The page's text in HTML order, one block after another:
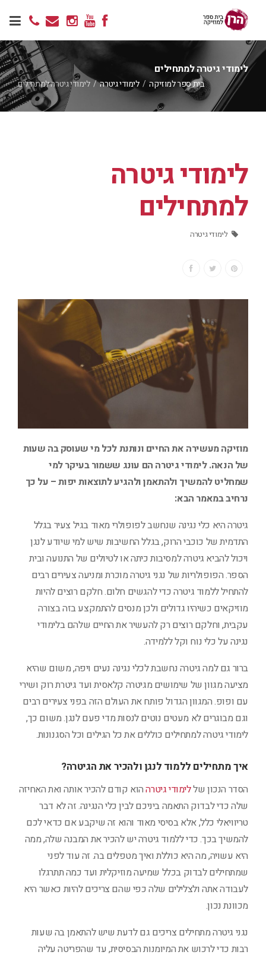
לימודי גיטרה למתחילים
בית ספר למוזיקה / לימודי גיטרה/ לימודי גיטרה למתחילים
לימודי גיטרה
למתחילים
לימודי גיטרה
מוזיקה מעשירה את החיים ונותנת לכל מי שעוסק בה שעות
של הנאה. לימודי גיטרה הם עונג ששמור בעיקר למי
שמחליט להמשיך ולהתאמן ולהגיע לתוצאות יפות – על כך
נרחיב במאמר הבא:
גיטרה היא כלי נגינה שנחשב לפופולרי מאוד בגיל צעיר בגלל
התדמית של כוכבי הרוק, בגלל החשיבות שיש למי שיודע לנגן
ויכול להביא גיטרה למסיבות כיתה או לטיולים של התנועה ובית
הספר. הפופולריות של נגני גיטרה מוכרת ומניעה צעירים רבים
להתחיל ללמוד גיטרה כדי להגשים חלום. חלקם רוצים להיות
מוזיקאים כשיהיו גדולים ולכן מנסים להתמקצע בזה בצורה
עקבית, וחלקם רוצים רק להעשיר את החיים שלהם בלימודי
נגינה על כלי נוח וקל ללמידה.
ברור גם למה גיטרה נחשבת לכלי נגינה נעים ויפה, משום שהיא
מציעה מגוון של שימושים מגיטרה קלאסית ועד גיטרת רוק ושירי
עם ופופ. המגוון הגדול פותח את העולם הזה בפני צעירים רבים
וגם מבוגרים לא מעטים נוטים לנסות מדי פעם לנגן. משום כך,
לימודי גיטרה למתחילים כוללים את כל הגילים וכל הסגנונות.
איך מתחילים ללמוד לנגן ולהכיר את הגיטרה?
הסדר הנכון שללימודי גיטרההוא קודם להכיר אותה ואת האחיזה
שלה כדי לבדוק התאמה ביניכם לבין כלי הנגינה. זה לא דבר
טריוויאלי כלל, אלא בסיסי מאוד והוא זה שיקבע אם כדאי לכם
להמשיך בכך. כדי ללמוד גיטרה יש להכיר את המבנה שלה, ממה
היא עשויה, מה היא כוללת ואיך מטפלים בה. זה עוד לפני
שמתחילים לבדוק בכלל שמיעה מוזיקלית ועד כמה תתרגלו
לעבודה אתה ולצלילים שלה כפי שהם צריכים להיות כאשר היא
מכוונת נכון.
נגני גיטרה מתחילים צריכים גם לדעת שיש להתאמן בה שעות
רבות כדי לרכוש את המיומנות הבסיסית, עד שהפריטה עליה